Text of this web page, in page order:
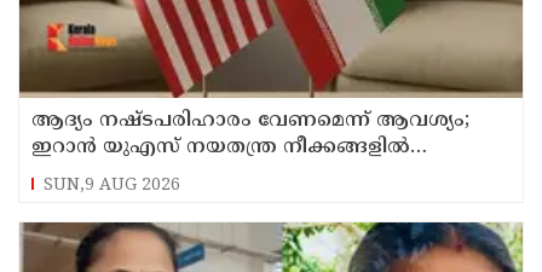
ആദ്യം നഷ്ടപരിഹാരം വേണമെന്ന് ആവശ്യം;
ഇറാന്‍ യുഎസ് നയതന്ത്ര നീക്കങ്ങളില്‍
അനിശ്ചിതത്വം
SUN,9 AUG 2026